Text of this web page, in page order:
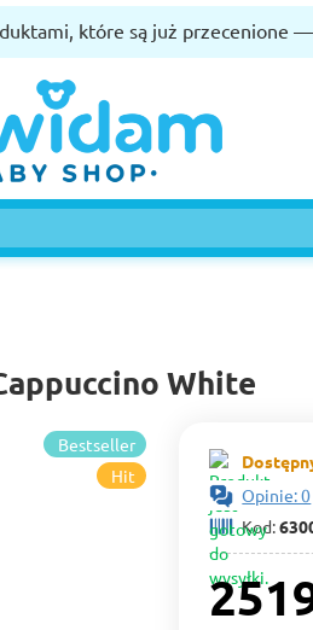
które są już przecenione
White
Bestseller
Hit
Opinie: 0
Kod: